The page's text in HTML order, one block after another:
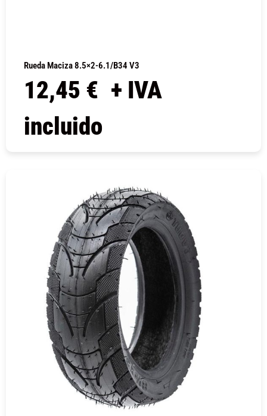
Rueda Maciza 8.5×2-6.1/B34 V3
12,45 € + IVA
incluido